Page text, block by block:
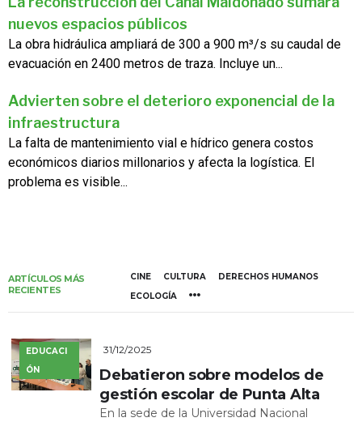
nuevos espacios públicos
La obra hidráulica ampliará de 300 a 900 m³/s su caudal de
evacuación en 2400 metros de traza. Incluye un...
Advierten sobre el deterioro exponencial de la
infraestructura
La falta de mantenimiento vial e hídrico genera costos
económicos diarios millonarios y afecta la logística. El
problema es visible...
ARTÍCULOS MÁS
RECIENTES
CINE CULTURA
DERECHOS HUMANOS
ECOLOGÍA
EDUCACI
ÓN
31/12/2025
Debatieron sobre modelos de
gestión escolar de Punta Alta
En la sede de la Universidad Nacional